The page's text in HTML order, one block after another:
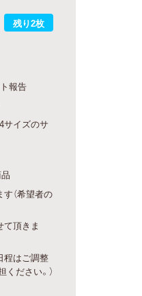
残り2枚
報告
サイズのサ
（希望者の
て頂きま
程はご調整
ださい。）